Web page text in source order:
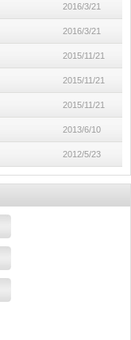
2016/3/21
2016/3/21
2015/11/21
2015/11/21
2015/11/21
2013/6/10
2012/5/23